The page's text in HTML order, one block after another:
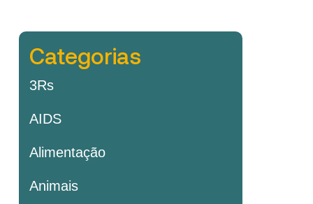
Categorias
3Rs
AIDS
Alimentação
Animais